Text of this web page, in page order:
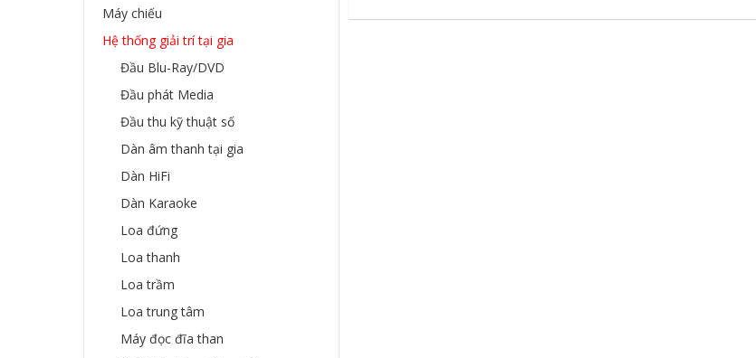
Máy chiếu
Hệ thống giải trí tại gia
Đầu Blu-Ray/DVD
Đầu phát Media
Đầu thu kỹ thuật số
Dàn âm thanh tại gia
Dàn HiFi
Dàn Karaoke
Loa đứng
Loa thanh
Loa trầm
Loa trung tâm
Máy đọc đĩa than